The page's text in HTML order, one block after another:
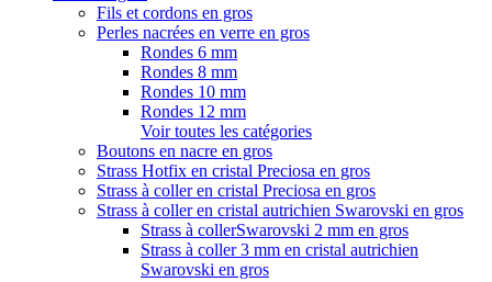
Fils et cordons en gros
Perles nacrées en verre en gros
Rondes 6 mm
Rondes 8 mm
Rondes 10 mm
Rondes 12 mm
Voir toutes les catégories
Boutons en nacre en gros
Strass Hotfix en cristal Preciosa en gros
Strass à coller en cristal Preciosa en gros
Strass à coller en cristal autrichien Swarovski en gros
Strass à collerSwarovski 2 mm en gros
Strass à coller 3 mm en cristal autrichien
Swarovski en gros